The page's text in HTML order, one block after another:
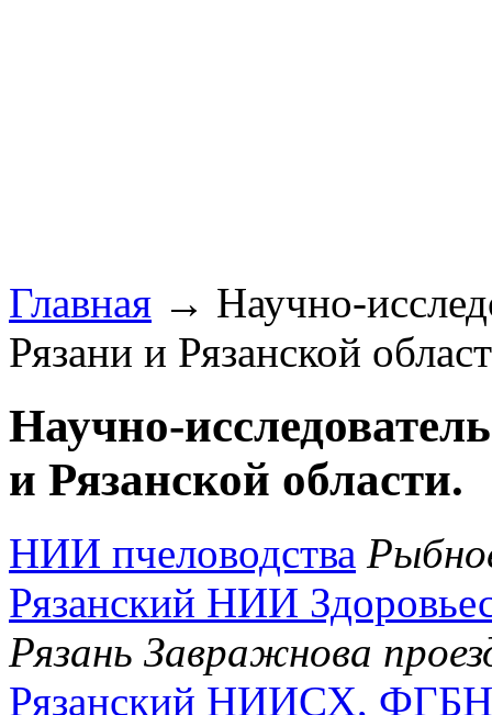
Главная → Научно-
Рязани и Рязанской
Научно-
и Рязанской области.
НИИ пчеловодства
Рязанский НИИ
Рязань Завражнова
Рязанский НИИСХ,